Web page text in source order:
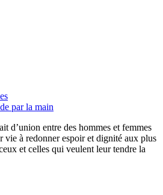
par la main
d’union entre des hommes et femmes
vie à redonner espoir et dignité aux plus
et celles qui veulent leur tendre la